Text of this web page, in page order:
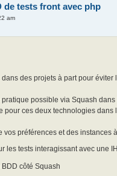
de tests front avec php
am
des projets à part pour
possible via Squash
pour ces deux technologies dans
préférences et des
les tests interagissant avec une
côté Squash